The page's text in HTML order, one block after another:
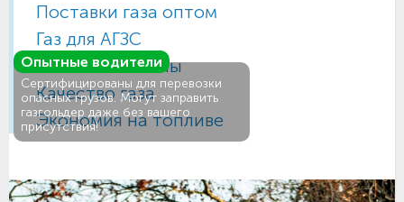
Поставки газа оптом
Газ для АГЗС
Газовые баллоны
Качество газа
Экономия на топливе
Опытные водители
Сертифицированы для перевозки
опасных грузов. Могут заправить
газгольдер даже без вашего
присутствия!